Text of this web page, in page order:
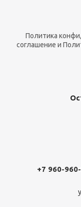
Политика
соглашение и
+7 960-